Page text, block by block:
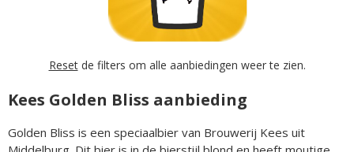
Resetde filters om alle aanbiedingen weer te zien.
Kees Golden Bliss aanbieding
Golden Bliss is een speciaalbier van Brouwerij Kees uit